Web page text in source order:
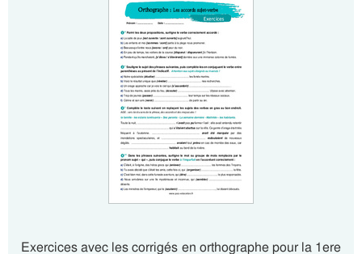
Exercices avec les corrigés en orthographe pour la 1ere